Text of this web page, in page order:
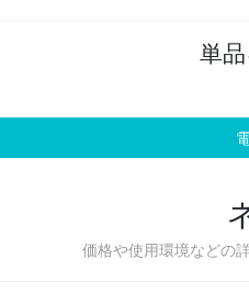
単
価格や使用環境などの